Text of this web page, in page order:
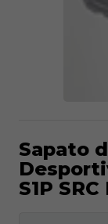
Sapato
S1P